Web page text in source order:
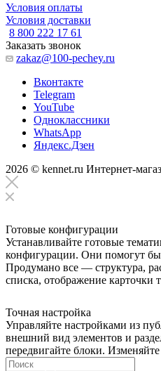
Условия оплаты
Условия доставки
8 800 222 17 61
Заказать звонок
zakaz@100-pechey.ru
Вконтакте
Telegram
YouTube
Одноклассники
WhatsApp
Яндекс.Дзен
2026 © kennet.ru Интернет-
Готовые конфигурации
Устанавливайте готовые
конфигурации. Они помогут
Продумано все — структура,
списка, отображение карточки
Точная настройка
Управляйте настройками из
внешний вид элементов и
передвигайте блоки.